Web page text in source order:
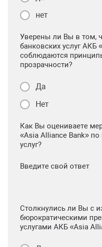
нет
Уверены ли Вы в том,
банковских услуг АКБ
соблюдаются
прозрачности?
Да
Нет
Как Вы оцениваете
«Asia Alliance Bank»
услуг?
Введите свой ответ
Столкнулись ли Вы с
бюрократическими
услугами АКБ «Asia